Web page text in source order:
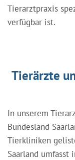
Tierarztpraxis
verfügbar ist.
Tierärzte
In unserem
Bundesland
Tierkliniken
Saarland umfasst